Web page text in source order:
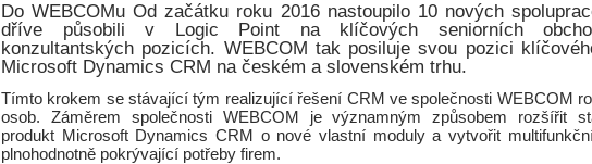
Do WEBCOMu Od začátku roku 2016 nastoupilo 10 nových
dříve působili v Logic Point na klíčových seniorních
konzultantských pozicích. WEBCOM tak posiluje svou pozici
Microsoft Dynamics CRM na českém a slovenském trhu.
Tímto krokem se stávající tým realizující řešení CRM ve společnosti WEBCOM
osob. Záměrem společnosti WEBCOM je významným způsobem rozšířit
produkt Microsoft Dynamics CRM o nové vlastní moduly a vytvořit
plnohodnotně pokrývající potřeby firem.